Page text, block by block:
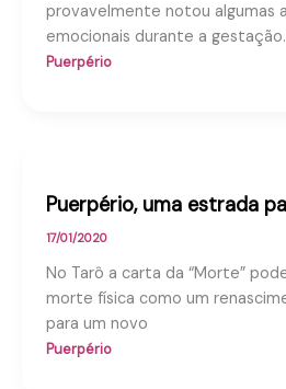
provavelmente notou algumas
emocionais durante a
Puerpério
Puerpério, uma estrada
17/01/2020
No Tarô a carta da “Morte”
morte física como um
para um novo
Puerpério